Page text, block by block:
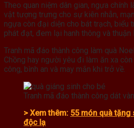
Theo quan niệm dân gian, ngựa chính
vật tượng trưng cho sự kiên nhẫn,
ngựa còn đại diện cho bát trạch, biểu
phát đạt, đem lại hanh thông và
Tranh mã đáo thành công làm quà
Chồng hay người yêu đi làm ăn xa
công, bình an và may mắn khi trở về.
Tranh mã đáo thành công dát
> Xem thêm: 55 món quà tặng
độc lạ